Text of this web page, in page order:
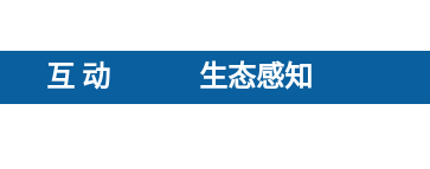
互 动 生态感知